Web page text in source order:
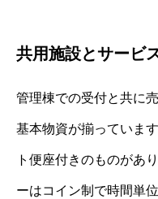
共用施設とサービ
管理棟での受付と共に
基本物資が揃っていま
ト便座付きのものがあ
ーはコイン制で時間単